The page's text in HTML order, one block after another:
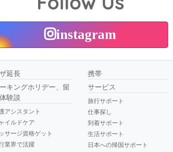
instagram
延長
キングホリデー、留
験談
アシスタント
イルドケア
サージ資格ゲット
業界で活躍
携帯
サービス
旅行サポート
仕事探し
到着サポート
生活サポート
日本への帰国サポート